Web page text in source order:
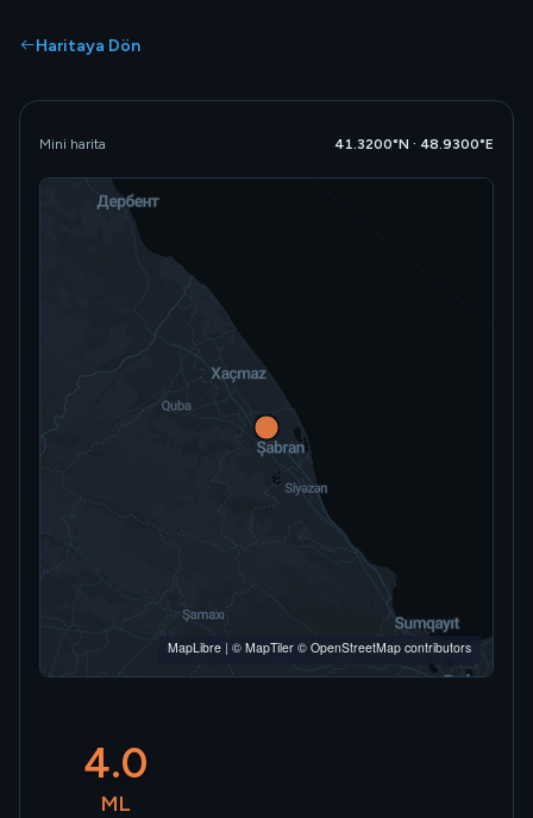
Haritaya Dön
4.0
ML
Mini harita 41.3200°N · 48.9300°E
MapLibre | © MapTiler © OpenStreetMap contributors